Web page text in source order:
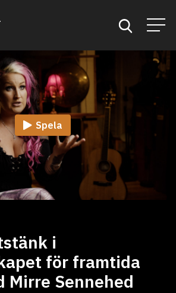
Kategorier
Spela
i
för framtida
Mirre Sennehed